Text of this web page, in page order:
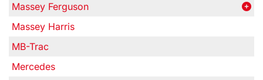
Massey Ferguson
Massey Harris
MB-Trac
Mercedes